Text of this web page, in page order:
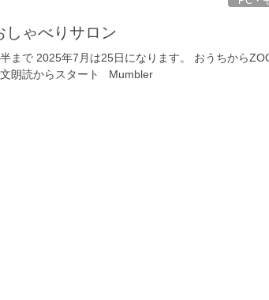
しゃべりサロン
まで 2025年7月は25日になります。 おうちから
朗読からスタート Mumbler